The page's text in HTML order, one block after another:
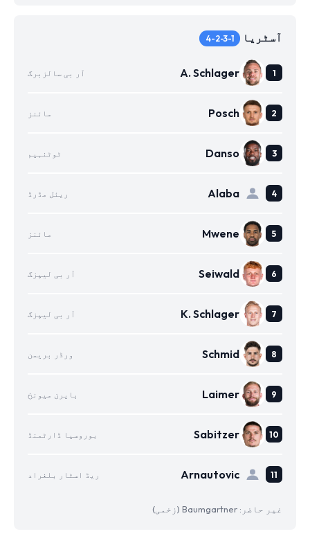
آسٹریا 4-2-3-1
A. Schlager آر بی سالزبرگ
Posch مائنز
Danso ٹوٹنہیم
Alaba ریئل مڈرڈ
Mwene مائنز
Seiwald آر بی لیپزگ
K. Schlager آر بی لیپزگ
Schmid ورڈر بریمن
Laimer بایرن میونخ
Sabitzer بوروسیا ڈارٹمنڈ
Arnautovic ریڈ اسٹار بلغراد
غیر حاضر: Baumgartner (زخمی)